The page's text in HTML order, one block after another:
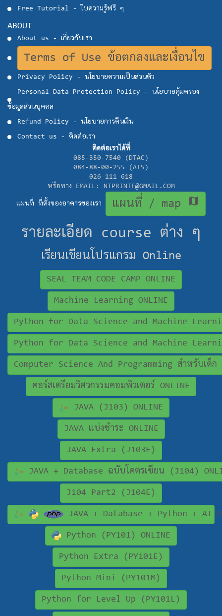
Free Tutorial - ใบความรู้ฟรี ๆ
ABOUT
About us - เกี่ยวกับเรา
Terms of Use ข้อตกลงและเงื่อนไข
Privacy Policy - นโยบายความเป็นส่วนตัว
Personal Data Protection Policy - นโยบายคุ้มครอง
ข้อมูลส่วนบุคคล
Refund Policy - นโยบายการคืนเงิน
Contact us - ติดต่อเรา
ติดต่อเราได้ที่
085-350-7540 (DTAC)
084-88-00-255 (AIS)
026-111-618
หรือทาง EMAIL: NTPRINTF@GMAIL.COM
แผนที่ ที่ตั้งของอาคารของเรา แผนที่ / map map
รายละเอียด course ต่าง ๆ
เรียนเขียนโปรแกรม Online
SEAL TEAM CODE CAMP ONLINE
Machine Learning ONLINE
Python for Data Science and Machine
Python for Data Science and Machine
Computer Science And Programming สำหรับเด็ก
คอร์สเตรียมวิศวกรรมคอมพิวเตอร์ ONLINE
JAVA (J103) ONLINE
JAVA แบ่งชำระ ONLINE
JAVA Extra (J103E)
JAVA + Database ฉบับโคตรเซียน (J104)
J104 Part2 (J104E)
JAVA + Database + Python + AI
Python (PY101) ONLINE
Python Extra (PY101E)
Python Mini (PY101M)
Python for Level Up (PY101L)